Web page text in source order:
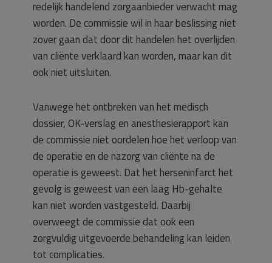
redelijk handelend zorgaanbieder verwacht mag
worden. De commissie wil in haar beslissing niet
zover gaan dat door dit handelen het overlijden
van cliënte verklaard kan worden, maar kan dit
ook niet uitsluiten.
Vanwege het ontbreken van het medisch
dossier, OK-verslag en anesthesierapport kan
de commissie niet oordelen hoe het verloop van
de operatie en de nazorg van cliënte na de
operatie is geweest. Dat het herseninfarct het
gevolg is geweest van een laag Hb-gehalte
kan niet worden vastgesteld. Daarbij
overweegt de commissie dat ook een
zorgvuldig uitgevoerde behandeling kan leiden
tot complicaties.